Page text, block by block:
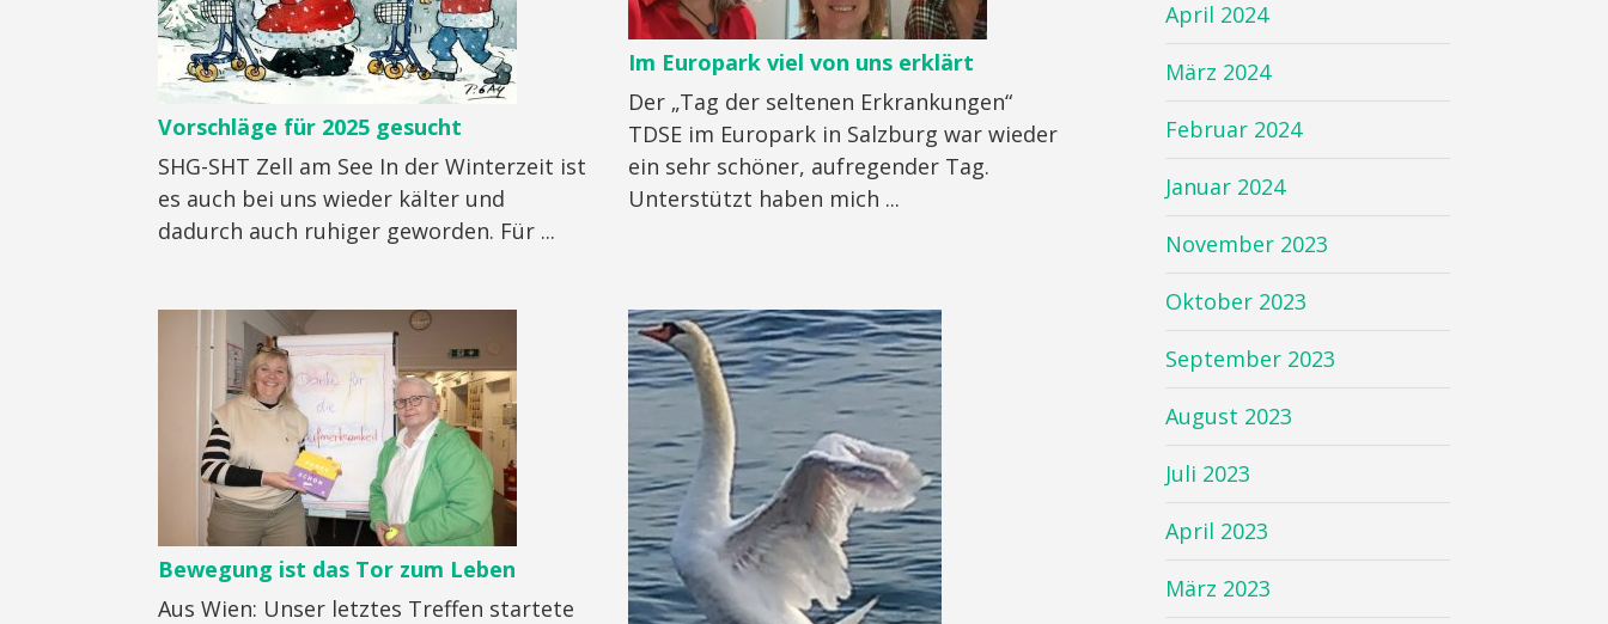
Vorschläge für 2025 gesucht
SHG-SHT Zell am See In der Winterzeit ist
es auch bei uns wieder kälter und
dadurch auch ruhiger geworden. Für ...
Im Europark viel von uns erklärt
Der „Tag der seltenen Erkrankungen“
TDSE im Europark in Salzburg war wieder
ein sehr schöner, aufregender Tag.
Unterstützt haben mich ...
Bewegung ist das Tor zum Leben
Aus Wien: Unser letztes Treffen startete
April 2024
März 2024
Februar 2024
Januar 2024
November 2023
Oktober 2023
September 2023
August 2023
Juli 2023
April 2023
März 2023